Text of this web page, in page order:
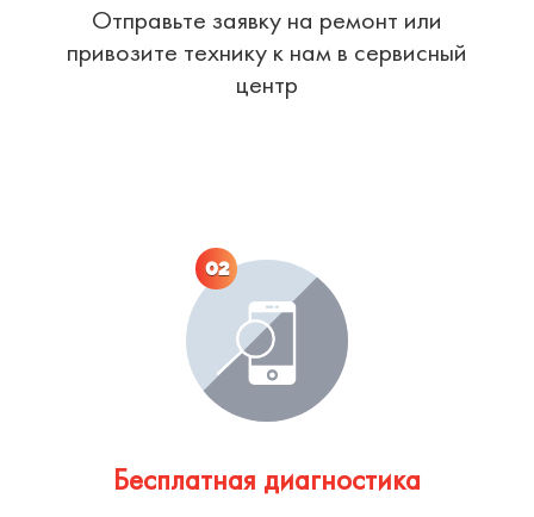
Отправьте заявку на ремонт или
привозите технику к нам в сервисный
центр
02
Бесплатная диагностика